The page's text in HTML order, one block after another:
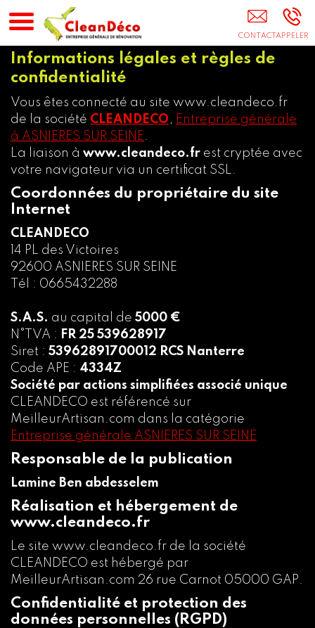
Entreprise De Rénovation 92
Informations légales et règles de
confidentialité
Vous êtes connecté au site www.cleandeco.fr
de la société CLEANDECO, Entreprise générale
à ASNIERES SUR SEINE.
La liaison à www.cleandeco.fr est cryptée avec
votre navigateur via un certificat SSL.
Coordonnées du propriétaire du site
Internet
CLEANDECO
14 PL des Victoires
92600 ASNIERES SUR SEINE
Tél : 0665432288
S.A.S. au capital de 5000 €
N°TVA : FR 25 539628917
Siret : 53962891700012 RCS Nanterre
Code APE : 4334Z
Société par actions simplifiées associé unique
CLEANDECO est référencé sur
MeilleurArtisan.com dans la catégorie
Entreprise générale ASNIERES SUR SEINE
Responsable de la publication
Lamine Ben abdesselem
Réalisation et hébergement de
www.cleandeco.fr
Le site www.cleandeco.fr de la société
CLEANDECO est hébergé par
MeilleurArtisan.com 26 rue Carnot 05000 GAP.
Confidentialité et protection des
données personnelles (RGPD)